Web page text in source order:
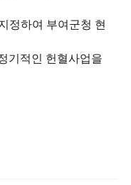
정하여 부여군청 현
기적인 헌혈사업을